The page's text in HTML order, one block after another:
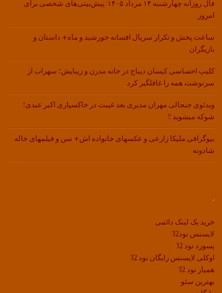
فال روزانه چهارشنبه ۱۴ مرداد ۱۴۰۵: پیش‌بینی‌های شخصی برای
امروز
ساعت پخش و تکرار سریال افسانه خورشید و ماه+ داستان و
بازیگران
کلیپ احساسی کیسان دیباج در خانه مدرن و زیبایش؛ سهراب از
سرنوشت همه را غافلگیر کرد
ویدئوی جنجالی مهران مدیری بعد غیبت در خاکسپاری اکبر عبدی؛
شوکه میشوید !!
بیوگرافی ملیکا زارعی و عکسهای خانواده اش+ سن و فیلمهای خاله
شادونه
.
خرید بک لینک دائمی
لایسنس نود32
پسورد نود 32
اوکلی لایسنس رایگان نود 32
همیار نود 32
بهترین سئو